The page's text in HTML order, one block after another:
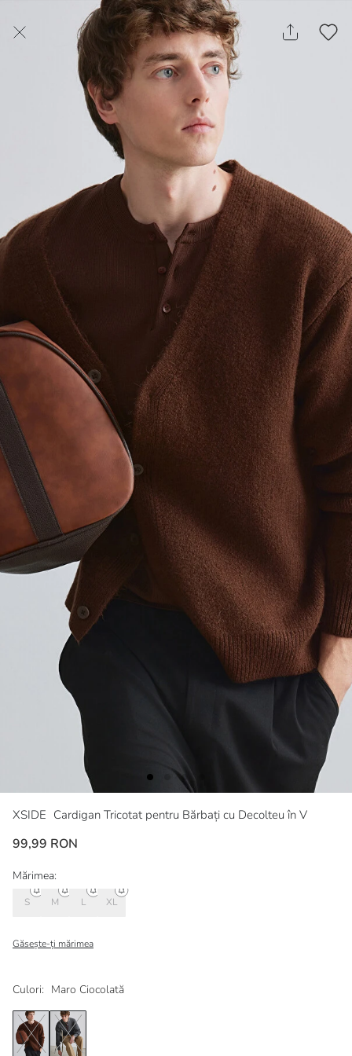
XSIDE Cardigan Tricotat pentru Bărbați cu Decolteu în V
99,99 RON
Culori: Maro Ciocolată
Mărimea:
S M L XL
Găsește-ți mărimea